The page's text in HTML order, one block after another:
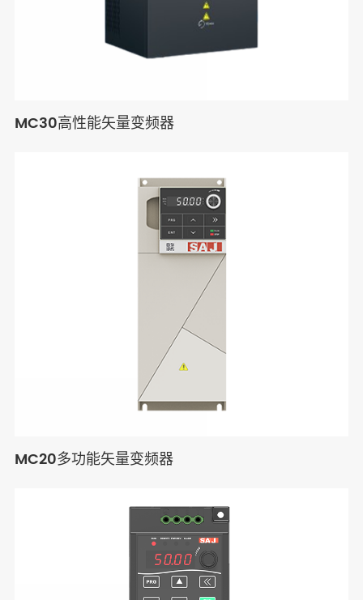
MC30高性能矢量变频器
MC20多功能矢量变频器